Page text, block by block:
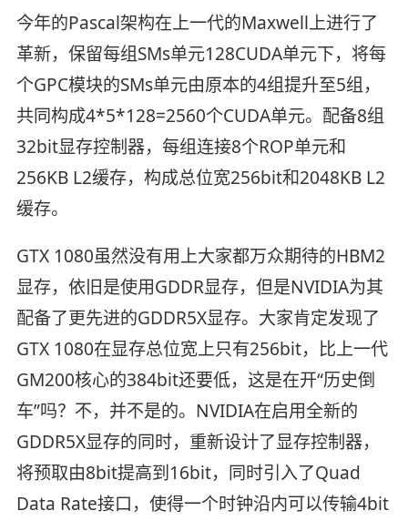
今年的Pascal架构在上一代的Maxwell上进行了
革新，保留每组SMs单元128CUDA单元下，将每
个GPC模块的SMs单元由原本的4组提升至5组，
共同构成4*5*128=2560个CUDA单元。配备8组
32bit显存控制器，每组连接8个ROP单元和
256KB L2缓存，构成总位宽256bit和2048KB L2
缓存。
GTX 1080虽然没有用上大家都万众期待的HBM2
显存，依旧是使用GDDR显存，但是NVIDIA为其
配备了更先进的GDDR5X显存。大家肯定发现了
GTX 1080在显存总位宽上只有256bit，比上一代
GM200核心的384bit还要低，这是在开“历史倒
车”吗？不，并不是的。NVIDIA在启用全新的
GDDR5X显存的同时，重新设计了显存控制器，
将预取由8bit提高到16bit，同时引入了Quad
Data Rate接口，使得一个时钟沿内可以传输4bit